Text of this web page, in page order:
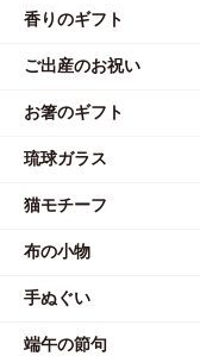
香りのギフト
ご出産のお祝い
お箸のギフト
琉球ガラス
猫モチーフ
布の小物
手ぬぐい
端午の節句